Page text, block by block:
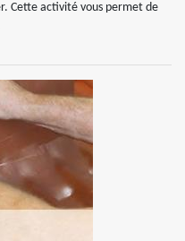
Cette activité vous permet de